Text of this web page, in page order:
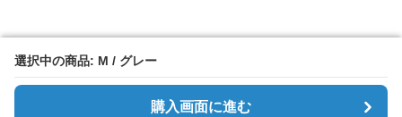
選択中の商品: M / グレー
購入画面に進む
選択中の商品: M / グレー
購入画面に進む